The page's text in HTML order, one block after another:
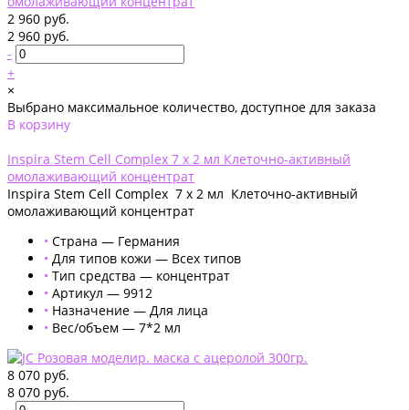
2 960 руб.
2 960 руб.
-
+
×
Выбрано максимальное количество, доступное для заказа
В корзину
Inspira Stem Cell Complex 7 x 2 мл Клеточно-активный
омолаживающий концентрат
Inspira Stem Cell Complex 7 x 2 мл Клеточно-активный
омолаживающий концентрат
• Страна — Германия
• Для типов кожи — Всех типов
• Тип средства — концентрат
• Артикул — 9912
• Назначение — Для лица
• Вес/объем — 7*2 мл
8 070 руб.
8 070 руб.